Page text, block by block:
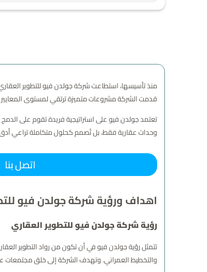
قدمت الشركة مشروعات متميزة ترتقي لمستوى المعايير
تعتمد جولدن فيو على استراتيجية فريدة تقوم على الدمج
وحدات عقارية فقط، بل تُصمم كحلول متكاملة تراعي أدق
اتصل بنا
اهداف ورؤية شركة جولدن فيو
رؤية شركة جولدن فيو للتطوير العقاري
تتمثل رؤية جولدن فيو في أن تكون من رواد التطوير
والتخطيط العمراني. وتهدف الشركة إلى خلق مجتمعات